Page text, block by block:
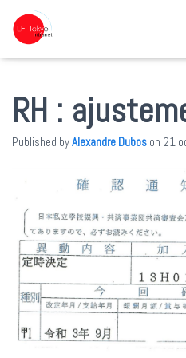
RH :
Published byAlexandre Dubos on 21